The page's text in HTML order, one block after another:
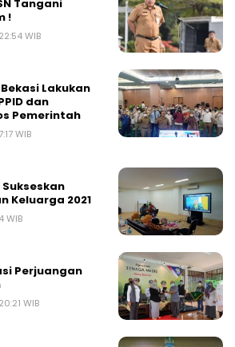
Tangani
!
WIB
Lakukan
dan
Pemerintah
WIB
Keluarga 2021
WIB
Perjuangan
WIB